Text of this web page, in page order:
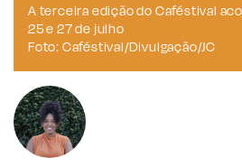
A terceira edição do Caféstival
25 e 27 de julho
Foto: Caféstival/Divulgação/JC